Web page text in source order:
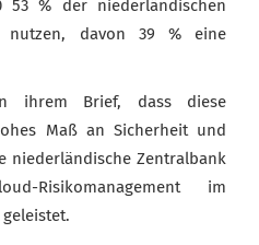
53 % der niederländischen
nutzen, davon 39 % eine
ihrem Brief, dass diese
Maß an Sicherheit und
niederländische Zentralbank
Risikomanagement im